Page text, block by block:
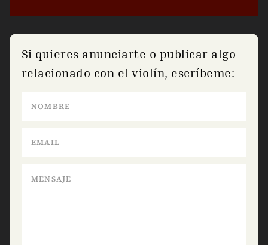
Si quieres anunciarte o publicar algo
relacionado con el violín, escríbeme: